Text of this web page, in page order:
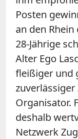
Posten
an den
28-Jährige
Alter Ego
fleißiger und
Organisator.
deshalb
Netzwerk